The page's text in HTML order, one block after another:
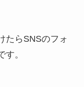
たらSNSのフォ
。